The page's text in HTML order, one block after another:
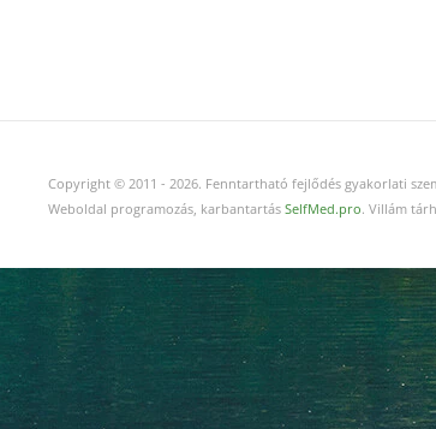
Copyright © 2011 - 2026. Fenntartható fejlődés gyakorlati
Weboldal programozás, karbantartás SelfMed.pro. Villám